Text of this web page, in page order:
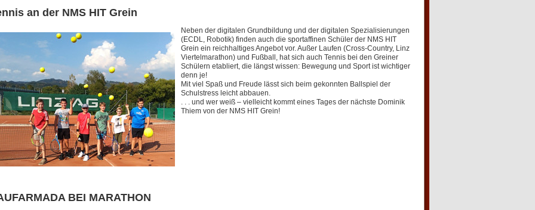
an der NMS HIT Grein
Neben der digitalen Grundbildung und der digitalen Spezialisierungen
(ECDL, Robotik) finden auch die sportaffinen Schüler der NMS HIT
Grein ein reichhaltiges Angebot vor. Außer Laufen (Cross-Country, Linz
Viertelmarathon) und Fußball, hat sich auch Tennis bei den Greiner
Schülern etabliert, die längst wissen: Bewegung und Sport ist wichtiger
denn je!
Mit viel Spaß und Freude lässt sich beim gekonnten Ballspiel der
Schulstress leicht abbauen.
. . . und wer weiß – vielleicht kommt eines Tages der nächste Dominik
Thiem von der NMS HIT Grein!
BEI MARATHON